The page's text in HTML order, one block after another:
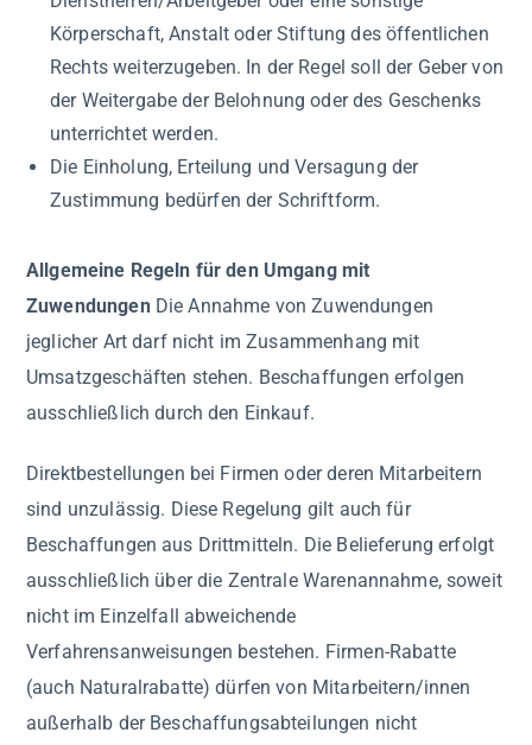
Körperschaft, Anstalt oder Stiftung des öffentlichen
Rechts weiterzugeben. In der Regel soll der Geber von
der Weitergabe der Belohnung oder des Geschenks
unterrichtet werden.
Die Einholung, Erteilung und Versagung der
Zustimmung bedürfen der Schriftform.
Allgemeine Regeln für den Umgang mit
ZuwendungenDie Annahme von Zuwendungen
jeglicher Art darf nicht im Zusammenhang mit
Umsatzgeschäften stehen. Beschaffungen erfolgen
ausschließlich durch den Einkauf.
Direktbestellungen bei Firmen oder deren Mitarbeitern
sind unzulässig. Diese Regelung gilt auch für
Beschaffungen aus Drittmitteln. Die Belieferung erfolgt
ausschließlich über die Zentrale Warenannahme, soweit
nicht im Einzelfall abweichende
Verfahrensanweisungen bestehen. Firmen-Rabatte
(auch Naturalrabatte) dürfen von Mitarbeitern/innen
außerhalb der Beschaffungsabteilungen nicht